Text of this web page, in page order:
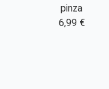
pinza
6,99 €